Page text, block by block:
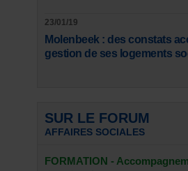
23/01/19
Molenbeek : des constats
gestion de ses logements
SUR LE FORUM
AFFAIRES SOCIALES
FORMATION -